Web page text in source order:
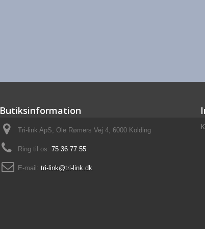
Butiksinformation
Tri-link ApS, Ole Rømers Vej 4, 6000 Kolding
Ring til os: 75 36 77 55
E-mail: tri-link@tri-link.dk